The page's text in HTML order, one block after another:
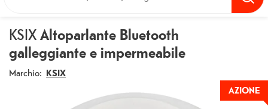
KSIXAltoparlante Bluetooth
galleggiante e impermeabile
Marchio: KSIX
AZIONE